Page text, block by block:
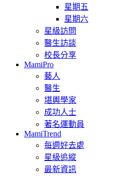
星期五
星期六
星級訪問
醫生訪談
校長分享
MamiPro
藝人
醫生
堪輿學家
成功人士
著名運動員
MamiTrend
每週好去處
星級追縱
最新資訊